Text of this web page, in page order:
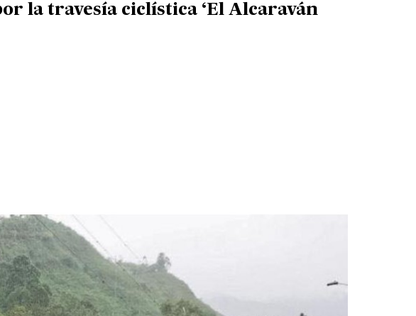
la travesía ciclística ‘El Alcaraván